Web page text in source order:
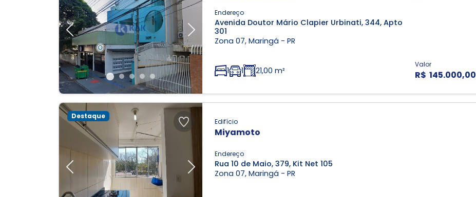
Previous Next
Endereço
Avenida Doutor Mário Clapier Urbinati, 344, Apto
301
Zona 07, Maringá - PR
1 1 21,00 m²
Valor
R$ 145.000,00
Previous Next
Destaque
Edifício
Miyamoto
Endereço
Rua 10 de Maio, 379, Kit Net 105
Zona 07, Maringá - PR